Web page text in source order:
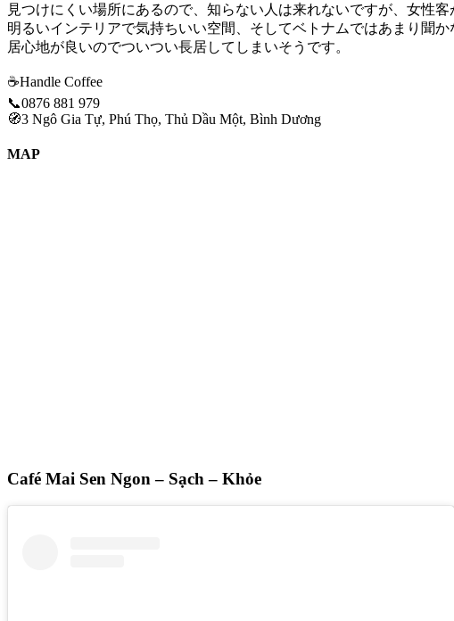
見つけにくい場所にあるので、知らない人は来れないですが、女性客
明るいインテリアで気持ちいい空間、そしてベトナムではあまり聞か
居心地が良いのでついつい長居してしまいそうです。
☕️Handle Coffee
📞0876 881 979
🧭3 Ngô Gia Tự, Phú Thọ, Thủ Dầu Một, Bình Dương
MAP
Café Mai Sen Ngon – Sạch – Khỏe